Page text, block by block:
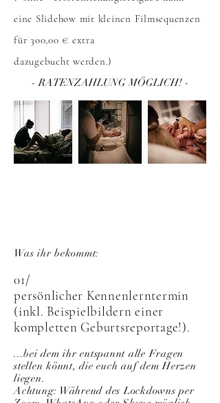
eine Slidehow mit kleinen Filmsequenzen
für 300,00 € extra
dazugebucht werden.)
- RATENZAHLUNG MÖGLICH! -
Was ihr bekommt:
01/
persönlicher Kennenlerntermin
(inkl. Beispielbildern einer
kompletten Geburtsreportage!).
...bei dem ihr entspannt alle Fragen
stellen könnt, die euch auf dem Herzen
liegen.
Achtung: Während des Lockdowns per